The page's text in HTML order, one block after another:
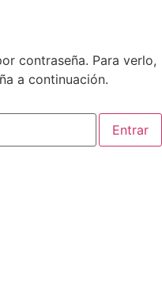
contraseña. Para verlo,
a continuación.